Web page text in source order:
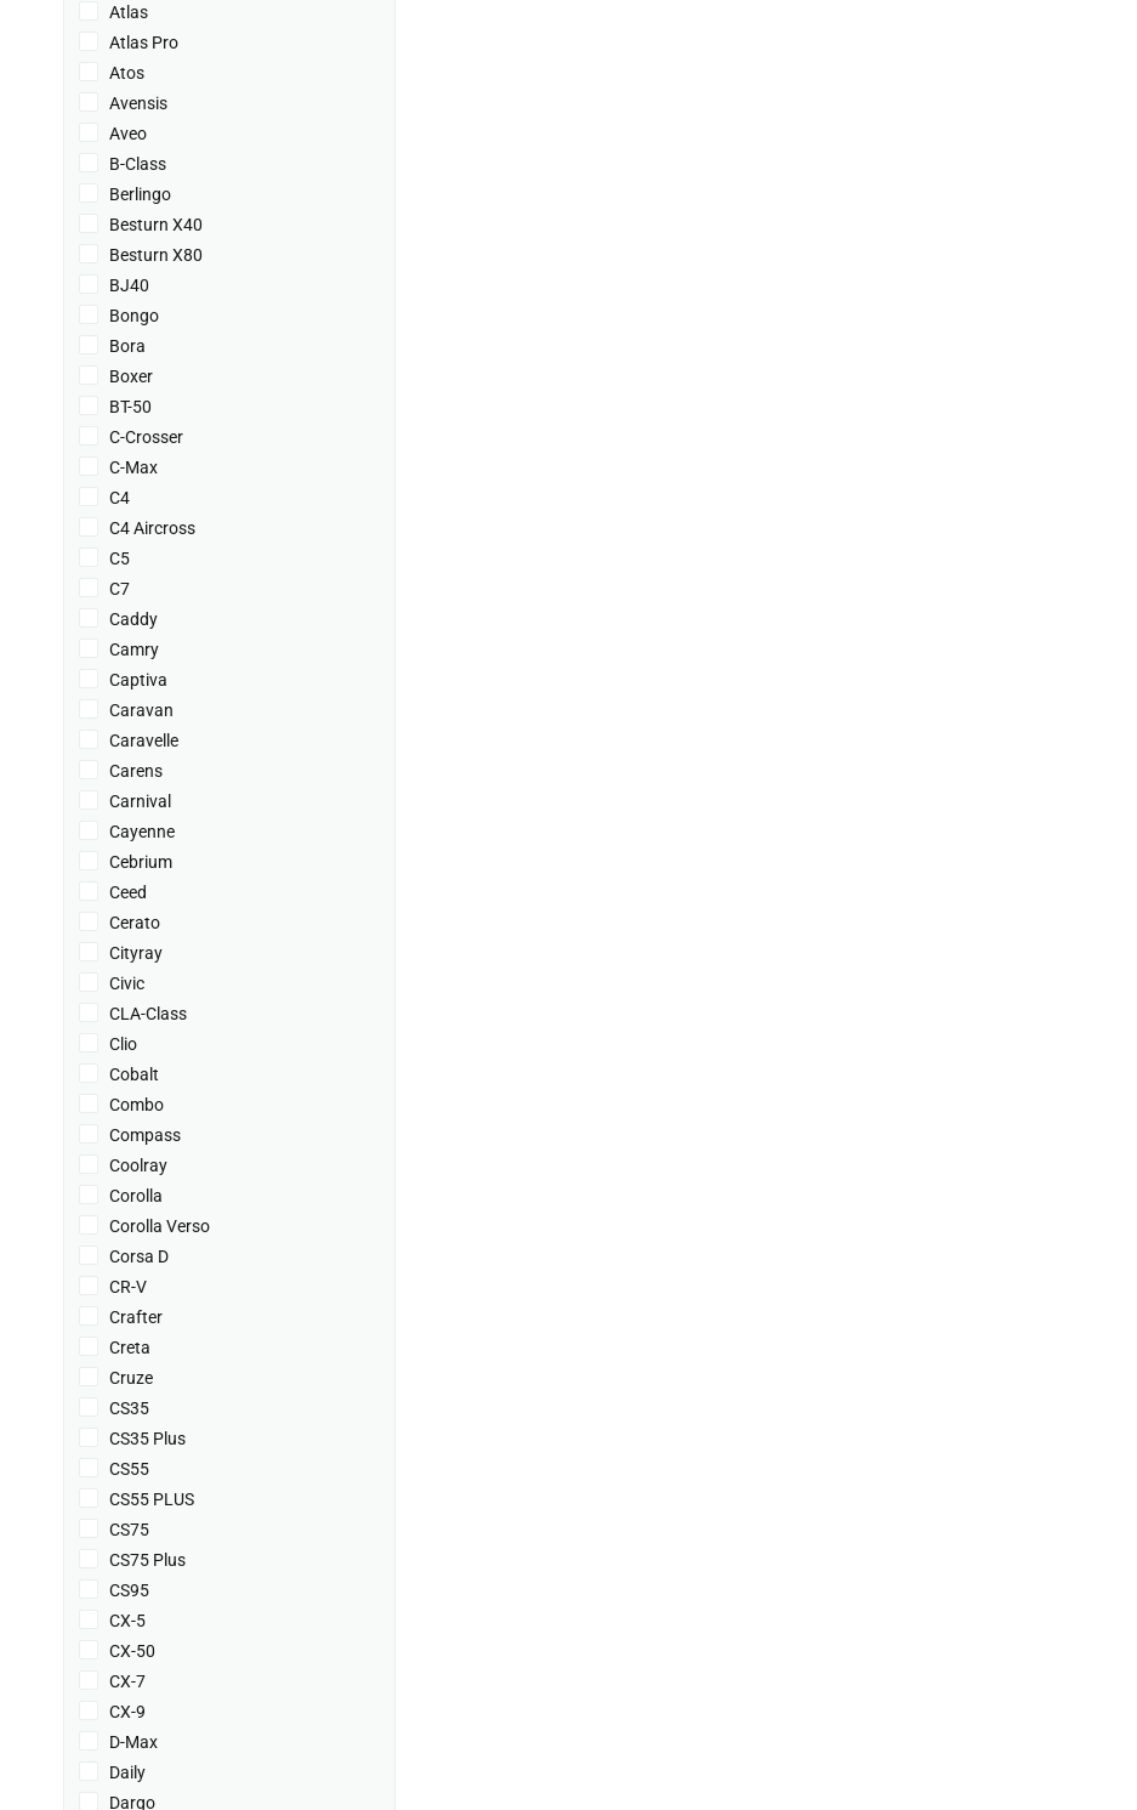
Atlas
Atlas Pro
Atos
Avensis
Aveo
B-Class
Berlingo
Besturn X40
Besturn X80
BJ40
Bongo
Bora
Boxer
BT-50
C-Crosser
C-Max
C4
C4 Aircross
C5
C7
Caddy
Camry
Captiva
Caravan
Caravelle
Carens
Carnival
Cayenne
Cebrium
Ceed
Cerato
Cityray
Civic
CLA-Class
Clio
Cobalt
Combo
Compass
Coolray
Corolla
Corolla Verso
Corsa D
CR-V
Crafter
Creta
Cruze
CS35
CS35 Plus
CS55
CS55 PLUS
CS75
CS75 Plus
CS95
CX-5
CX-50
CX-7
CX-9
D-Max
Daily
Dargo